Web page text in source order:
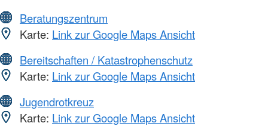
Beratungszentrum
Karte: Link zur Google Maps Ansicht
Bereitschaften / Katastrophenschutz
Karte: Link zur Google Maps Ansicht
Jugendrotkreuz
Karte: Link zur Google Maps Ansicht